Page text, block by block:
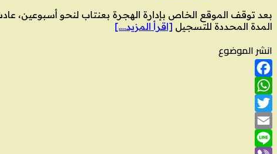
بعد توقف الموقع الخاص بإدارة الهجرة بعنتاب لنحو أسبوعين،
المدة المحددة للتسجيل [اقرأ المزيد….]
انشر الموضوع
Facebook
WhatsApp
Twitter
Email